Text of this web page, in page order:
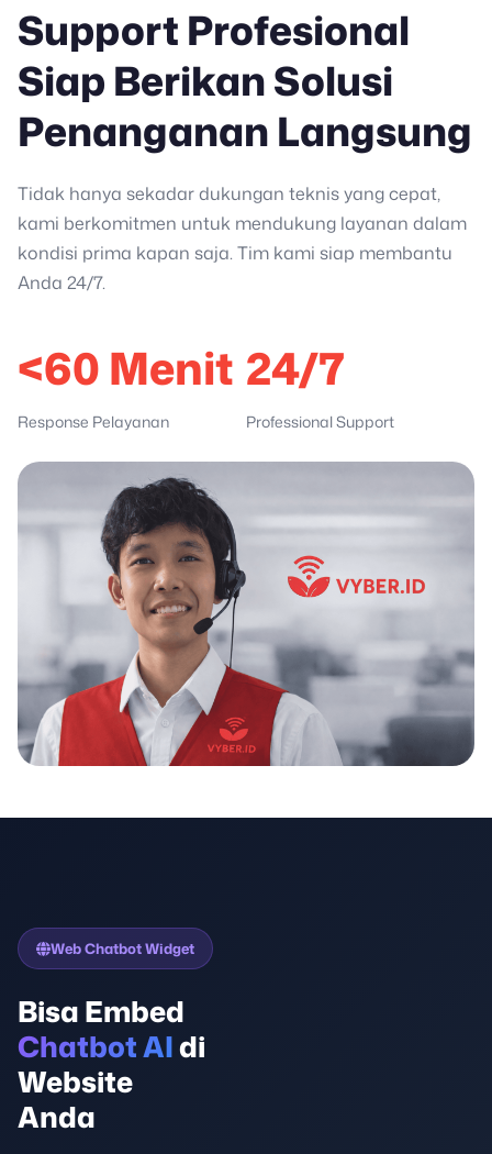
Support Profesional
Siap Berikan Solusi
Penanganan Langsung
Tidak hanya sekadar dukungan teknis yang cepat,
kami berkomitmen untuk mendukung layanan dalam
kondisi prima kapan saja. Tim kami siap membantu
Anda 24/7.
<60 Menit
Response Pelayanan
24/7
Professional Support
Web Chatbot Widget
Bisa Embed
Chatbot AIdi
Website
Anda